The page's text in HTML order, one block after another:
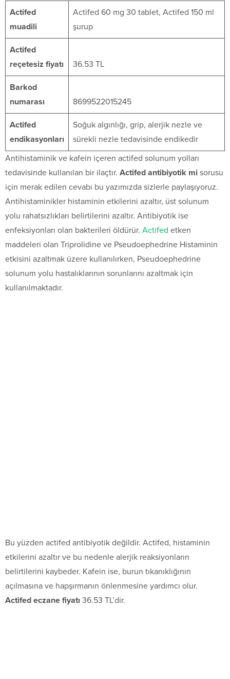
Actifed
muadili
Actifed 60 mg 30 tablet, Actifed 150 ml
şurup
Actifed
reçetesiz fiyatı
36.53 TL
Barkod
numarası
8699522015245
Actifed
endikasyonları
Soğuk algınlığı, grip, alerjik nezle ve
sürekli nezle tedavisinde endikedir
Antihistaminik ve kafein içeren actifed solunum yolları
tedavisinde kullanılan bir ilaçtır. Actifed antibiyotik mi sorusu
için merak edilen cevabı bu yazımızda sizlerle paylaşıyoruz.
Antihistaminikler histaminin etkilerini azaltır, üst solunum
yolu rahatsızlıkları belirtilerini azaltır. Antibiyotik ise
enfeksiyonları olan bakterileri öldürür. Actifed etken
maddeleri olan Triprolidine ve Pseudoephedrine Histaminin
etkisini azaltmak üzere kullanılırken, Pseudoephedrine
solunum yolu hastalıklarının sorunlarını azaltmak için
kullanılmaktadır.
Bu yüzden actifed antibiyotik değildir. Actifed, histaminin
etkilerini azaltır ve bu nedenle alerjik reaksiyonların
belirtilerini kaybeder. Kafein ise, burun tıkanıklığının
açılmasına ve hapşırmanın önlenmesine yardımcı olur.
Actifed eczane fiyatı 36.53 TL’dir.